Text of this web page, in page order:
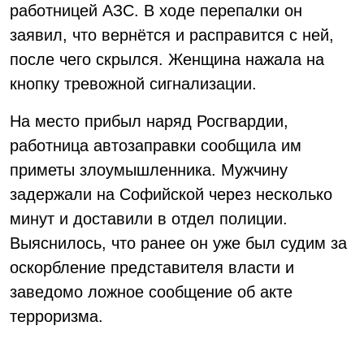
работницей АЗС. В ходе перепалки он
заявил, что вернётся и расправится с ней,
после чего скрылся. Женщина нажала на
кнопку тревожной сигнализации.
На место прибыл наряд Росгвардии,
работница автозаправки сообщила им
приметы злоумышленника. Мужчину
задержали на Софийской через несколько
минут и доставили в отдел полиции.
Выяснилось, что ранее он уже был судим за
оскорбление представителя власти и
заведомо ложное сообщение об акте
терроризма.